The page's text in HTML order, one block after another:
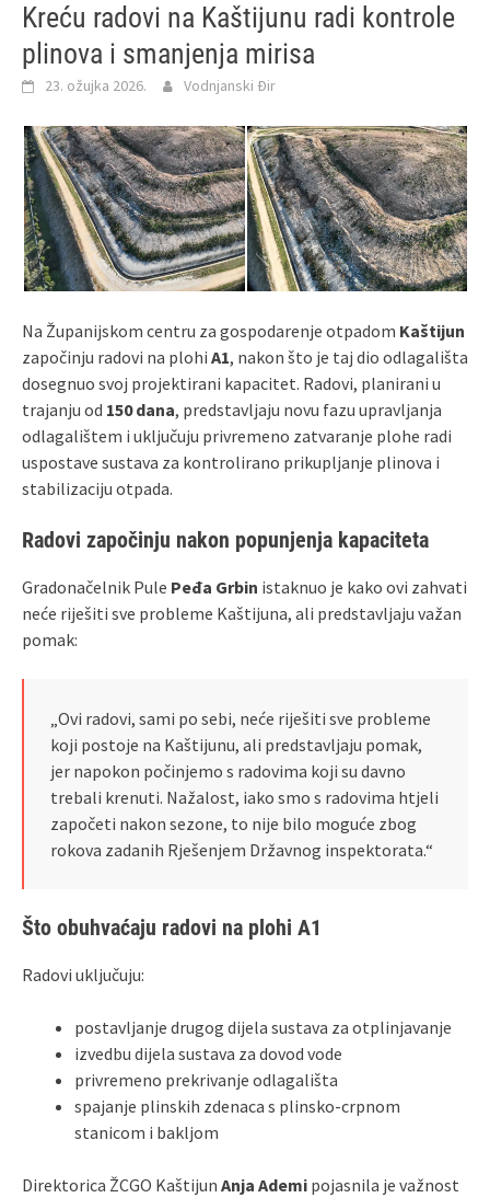
Kreću radovi na Kaštijunu radi kontrole
plinova i smanjenja mirisa
23. ožujka 2026. Vodnjanski Đir
Na Županijskom centru za gospodarenje otpadom Kaštijun
započinju radovi na plohi A1, nakon što je taj dio odlagališta
dosegnuo svoj projektirani kapacitet. Radovi, planirani u
trajanju od 150 dana, predstavljaju novu fazu upravljanja
odlagalištem i uključuju privremeno zatvaranje plohe radi
uspostave sustava za kontrolirano prikupljanje plinova i
stabilizaciju otpada.
Radovi započinju nakon popunjenja kapaciteta
Gradonačelnik Pule Peđa Grbin istaknuo je kako ovi zahvati
neće riješiti sve probleme Kaštijuna, ali predstavljaju važan
pomak:
„Ovi radovi, sami po sebi, neće riješiti sve probleme
koji postoje na Kaštijunu, ali predstavljaju pomak,
jer napokon počinjemo s radovima koji su davno
trebali krenuti. Nažalost, iako smo s radovima htjeli
započeti nakon sezone, to nije bilo moguće zbog
rokova zadanih Rješenjem Državnog inspektorata.“
Što obuhvaćaju radovi na plohi A1
Radovi uključuju:
postavljanje drugog dijela sustava za otplinjavanje
izvedbu dijela sustava za dovod vode
privremeno prekrivanje odlagališta
spajanje plinskih zdenaca s plinsko‑crpnom
stanicom i bakljom
Direktorica ŽCGO Kaštijun Anja Ademi pojasnila je važnost